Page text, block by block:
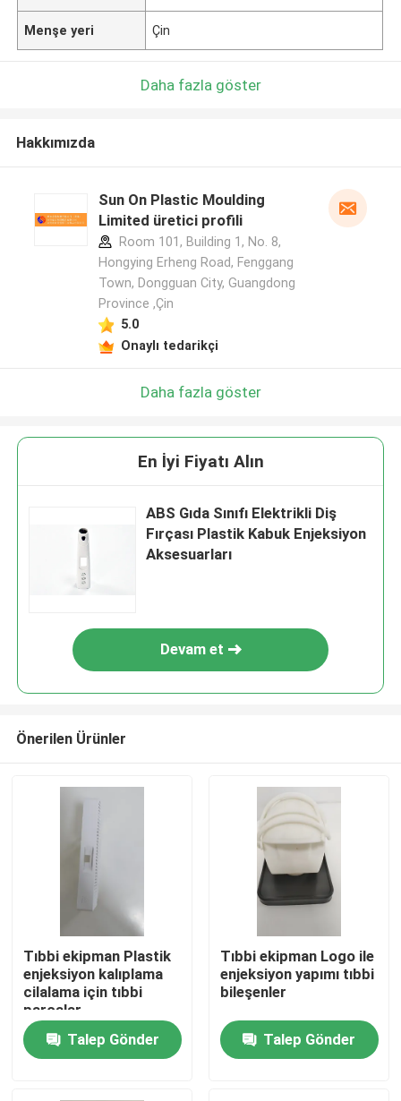
Ana sayfa
Hakkımızda
Kişiler
Menşe yeri Çin
Daha fazla göster
Hakkımızda
Sun On Plastic Moulding
Limited üretici profili
Room 101, Building 1, No. 8,
Hongying Erheng Road, Fenggang
Town, Dongguan City, Guangdong
Province ,Çin
5.0
Onaylı tedarikçi
Daha fazla göster
En İyi Fiyatı Alın
ABS Gıda Sınıfı Elektrikli Diş
Fırçası Plastik Kabuk Enjeksiyon
Aksesuarları
Devam et
Önerilen Ürünler
Tıbbi ekipman Plastik
enjeksiyon kalıplama
cilalama için tıbbi
parçalar
Talep Gönder
Tıbbi ekipman Logo ile
enjeksiyon yapımı tıbbi
bileşenler
Talep Gönder